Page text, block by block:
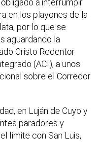
a interrumpir
en los playones de la
por lo que se
aguardando la
Cristo Redentor
(ACI), a unos
sobre el Corredor
en Luján de Cuyo y
paradores y
límite con San Luis,